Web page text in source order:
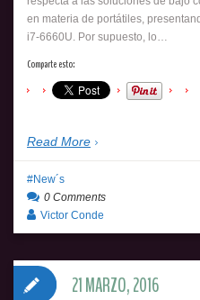
en materia de portátiles,
i7-6660U. Por supuesto, lo…
Comparte esto:
Read More
New´s
0 Comments
Victor Conde
21 MARZO, 2016